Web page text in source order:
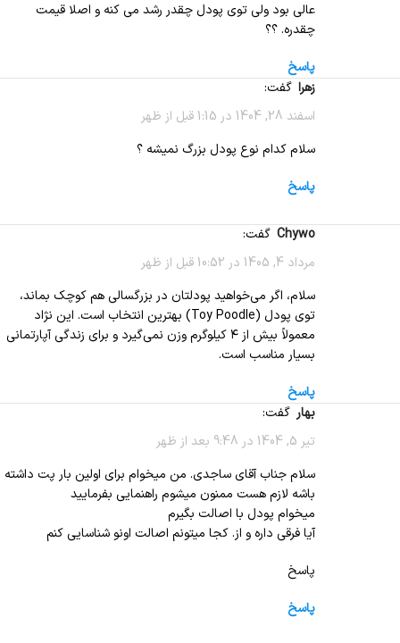
عالی بود ولی توی پودل چقدر رشد می کنه و اصلا قیمت
چقدره. ؟؟
پاسخ
زهرا گفت:
اسفند 28, 1404 در 1:15 قبل از ظهر
سلام کدام نوع پودل بزرگ نمیشه ؟
پاسخ
chywo
گفت:
مرداد 4, 1405 در 10:52 قبل از ظهر
سلام، اگر می‌خواهید پودلتان در بزرگسالی هم کوچک بماند،
توی پودل (Toy Poodle) بهترین انتخاب است. این نژاد
معمولاً بیش از ۴ کیلوگرم وزن نمی‌گیرد و برای زندگی آپارتمانی
بسیار مناسب است.
پاسخ
بهار گفت:
تیر 5, 1404 در 9:48 بعد از ظهر
سلام جناب آقای ساجدی. من میخوام برای اولین بار پت داشته
باشه لازم هست ممنون میشوم راهنمایی بفرمایید
میخوام پودل با اصالت بگیرم
آیا فرقی داره و از. کجا میتونم اصالت اونو شناسایی کنم
پاسخ
پاسخ